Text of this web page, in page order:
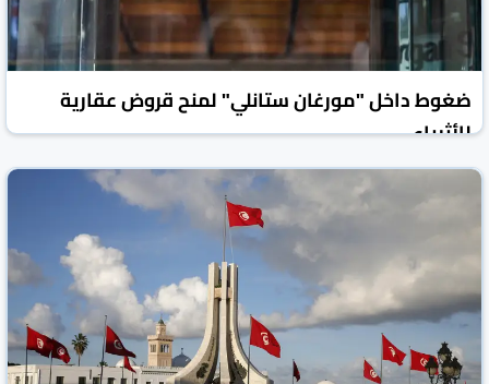
ضغوط داخل "مورغان ستانلي" لمنح قروض عقارية
للأثرياء
إندبندينت عربية الأخبار الاقتصادية 01 آب/أغسطس 2026